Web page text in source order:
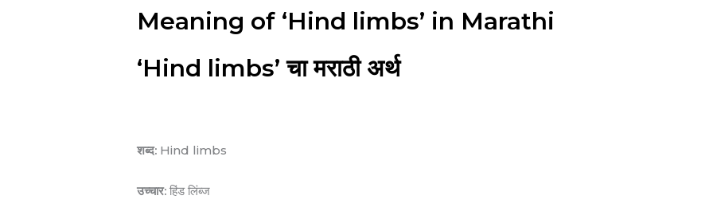
Meaning of ‘Hind limbs’ in Marathi
‘Hind limbs’ चा मराठी अर्थ
शब्द: Hind limbs
उच्चार: हिंड लिंब्ज